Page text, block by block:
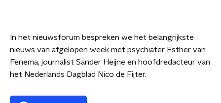
In het nieuwsforum bespreken we het belangrijkste
nieuws van afgelopen week met psychiater Esther van
Fenema, journalist Sander Heijne en hoofdredacteur van
het Nederlands Dagblad Nico de Fijter.